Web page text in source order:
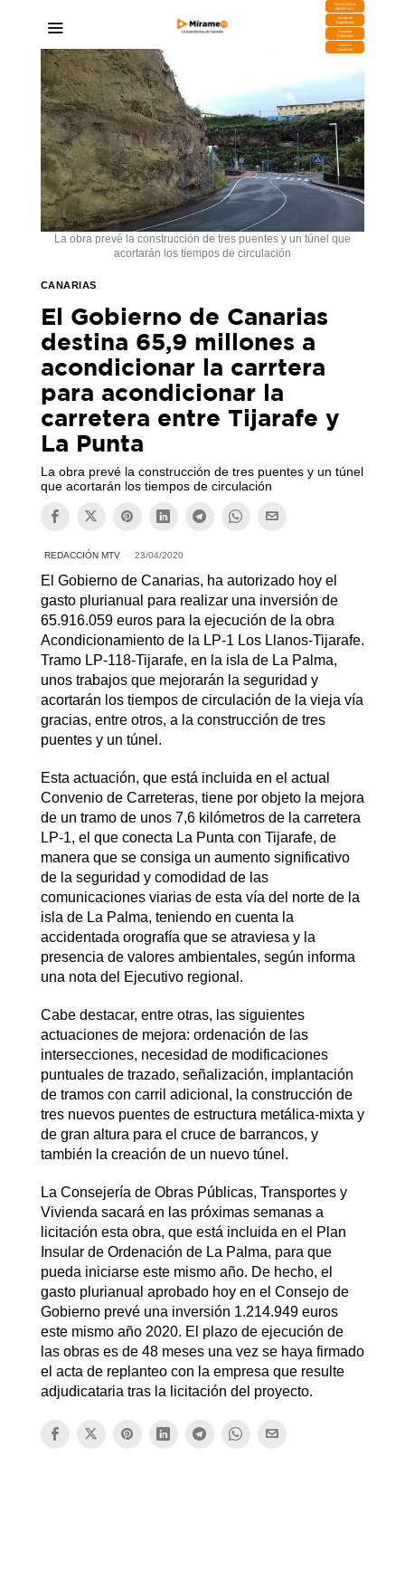
DESCARGA
MIRAPLAY
Buzón de
Sugerencias
Contratar
Publicidad
Contacto
Comercial
La obra prevé la construcción de tres puentes y un túnel que
acortarán los tiempos de circulación
CANARIAS
El Gobierno de Canarias
destina 65,9 millones a
acondicionar la carrtera
para acondicionar la
carretera entre Tijarafe y
La Punta
La obra prevé la construcción de tres puentes y un túnel
que acortarán los tiempos de circulación
REDACCIÓN MTV 23/04/2020
El Gobierno de Canarias, ha autorizado hoy el
gasto plurianual para realizar una inversión de
65.916.059 euros para la ejecución de la obra
Acondicionamiento de la LP-1 Los Llanos-Tijarafe.
Tramo LP-118-Tijarafe, en la isla de La Palma,
unos trabajos que mejorarán la seguridad y
acortarán los tiempos de circulación de la vieja vía
gracias, entre otros, a la construcción de tres
puentes y un túnel.
Esta actuación, que está incluida en el actual
Convenio de Carreteras, tiene por objeto la mejora
de un tramo de unos 7,6 kilómetros de la carretera
LP-1, el que conecta La Punta con Tijarafe, de
manera que se consiga un aumento significativo
de la seguridad y comodidad de las
comunicaciones viarias de esta vía del norte de la
isla de La Palma, teniendo en cuenta la
accidentada orografía que se atraviesa y la
presencia de valores ambientales, según informa
una nota del Ejecutivo regional.
Cabe destacar, entre otras, las siguientes
actuaciones de mejora: ordenación de las
intersecciones, necesidad de modificaciones
puntuales de trazado, señalización, implantación
de tramos con carril adicional, la construcción de
tres nuevos puentes de estructura metálica-mixta y
de gran altura para el cruce de barrancos, y
también la creación de un nuevo túnel.
La Consejería de Obras Públicas, Transportes y
Vivienda sacará en las próximas semanas a
licitación esta obra, que está incluida en el Plan
Insular de Ordenación de La Palma, para que
pueda iniciarse este mismo año. De hecho, el
gasto plurianual aprobado hoy en el Consejo de
Gobierno prevé una inversión 1.214.949 euros
este mismo año 2020. El plazo de ejecución de
las obras es de 48 meses una vez se haya firmado
el acta de replanteo con la empresa que resulte
adjudicataria tras la licitación del proyecto.